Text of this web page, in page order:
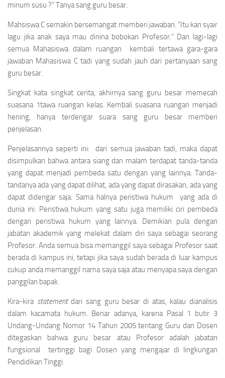
minum susu ?” Tanya sang guru besar.
Mahsiswa C semakin bersemangat memberi jawaban. “Itu kan syair
lagu jika anak saya mau dinina bobokan Profesor.” Dan lagi-lagi
semua Mahasiswa dalam ruangan kembali tertawa gara-gara
jawaban Mahasiswa C tadi yang sudah jauh dari pertanyaan sang
guru besar.
Singkat kata singkat cerita, akhirnya sang guru besar memecah
suasana 1tawa ruangan kelas. Kembali suasana ruangan menjadi
hening, hanya terdengar suara sang guru besar memberi
penjelasan.
Penjelasannya seperti ini: dari semua jawaban tadi, maka dapat
disimpulkan bahwa antara siang dan malam terdapat tanda-tanda
yang dapat menjadi pembeda satu dengan yang lainnya. Tanda-
tandanya ada yang dapat dilihat, ada yang dapat dirasakan, ada yang
dapat didengar saja. Sama halnya peristiwa hukum yang ada di
dunia ini. Peristiwa hukum yang satu juga memiliki ciri pembeda
dengan peristiwa hukum yang lainnya. Demikian pula dengan
jabatan akademik yang melekat dalam diri saya sebagai seorang
Profesor. Anda semua bisa memanggil saya sebagai Profesor saat
berada di kampus ini, tetapi jika saya sudah berada di luar kampus
cukup anda memanggil nama saya saja atau menyapa saya dengan
panggilan bapak.
Kira-kira statementdari sang guru besar di atas, kalau dianalisis
dalam kacamata hukum. Benar adanya, karena Pasal 1 butir 3
Undang-Undang Nomor 14 Tahun 2005 tentang Guru dan Dosen
ditegaskan bahwa guru besar atau Profesor adalah jabatan
fungsional tertinggi bagi Dosen yang mengajar di lingkungan
Pendidikan Tinggi.